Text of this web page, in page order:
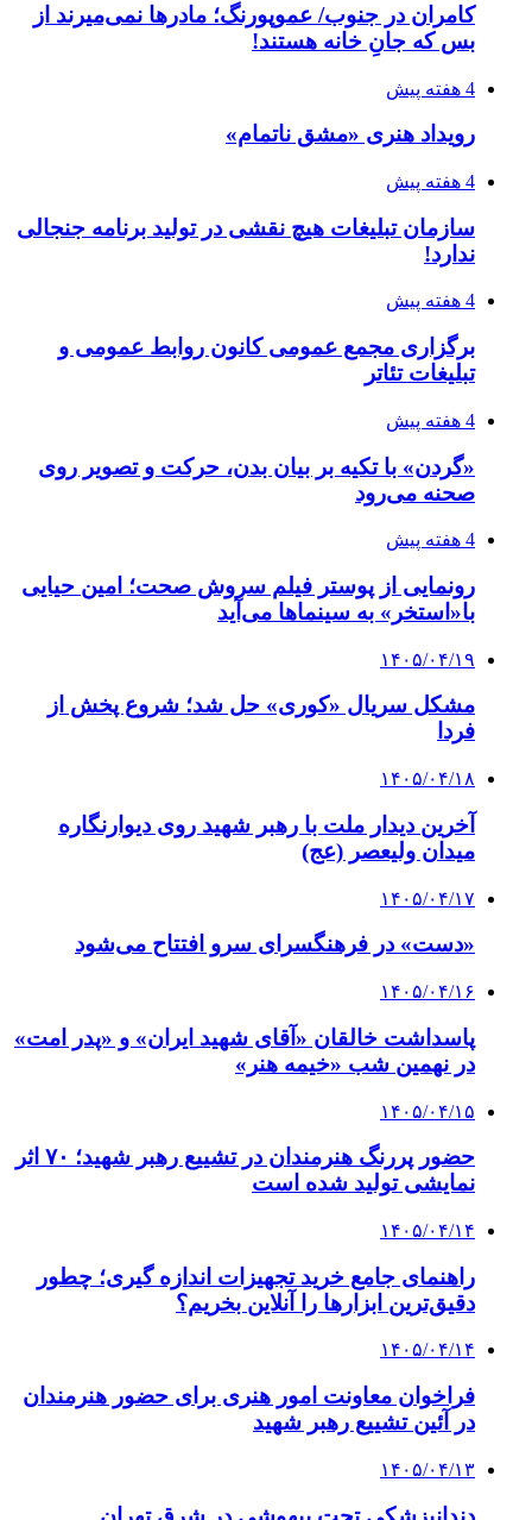
کامران در جنوب/ عموپورنگ؛ مادرها نمی‌میرند از
بس که جانِ خانه هستند!
4 هفته پیش
رویداد هنری «مشق ناتمام»
4 هفته پیش
سازمان تبلیغات هیچ نقشی در تولید برنامه جنجالی
ندارد!
4 هفته پیش
برگزاری مجمع عمومی کانون روابط عمومی و
تبلیغات تئاتر
4 هفته پیش
«گردن» با تکیه بر بیان بدن، حرکت و تصویر روی
صحنه می‌رود
4 هفته پیش
رونمایی از پوستر فیلم سروش صحت؛ امین حیایی
با«استخر» به سینماها می‌آید
۱۴۰۵/۰۴/۱۹
مشکل سریال «کوری» حل شد؛ شروع پخش از
فردا
۱۴۰۵/۰۴/۱۸
آخرین دیدار ملت با رهبر شهید روی دیوارنگاره
میدان ولیعصر (عج)
۱۴۰۵/۰۴/۱۷
«دست» در فرهنگسرای سرو افتتاح می‌شود
۱۴۰۵/۰۴/۱۶
پاسداشت خالقان «آقای شهید ایران» و «پدر امت»
در نهمین شب «خیمه هنر»
۱۴۰۵/۰۴/۱۵
حضور پررنگ هنرمندان در تشییع رهبر شهید؛ ۷۰ اثر
نمایشی تولید شده است
۱۴۰۵/۰۴/۱۴
راهنمای جامع خرید تجهیزات اندازه گیری؛ چطور
دقیق‌ترین ابزارها را آنلاین بخریم؟
۱۴۰۵/۰۴/۱۴
فراخوان معاونت امور هنری برای حضور هنرمندان
در آئین تشییع رهبر شهید
۱۴۰۵/۰۴/۱۳